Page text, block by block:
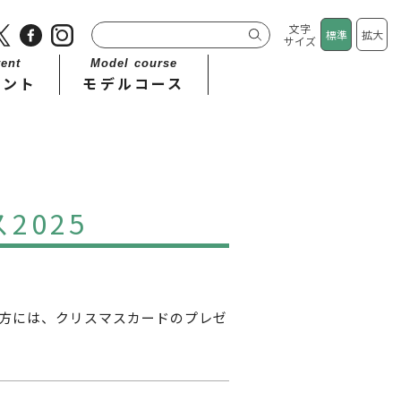
文字
サイズ
標準 拡大
ト
Model course
モデルコース
2025
には、クリスマスカードのプレゼ